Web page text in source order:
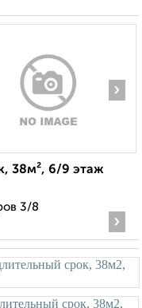
›
38м², 6/9 этаж
3/8
›